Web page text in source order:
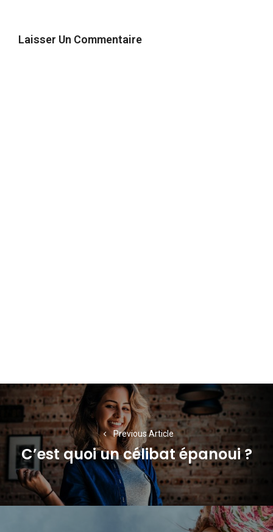
Laisser Un Commentaire
Navigation
l’article
Previous Article
Previous
post:
C’est quoi un célibat épanoui ?